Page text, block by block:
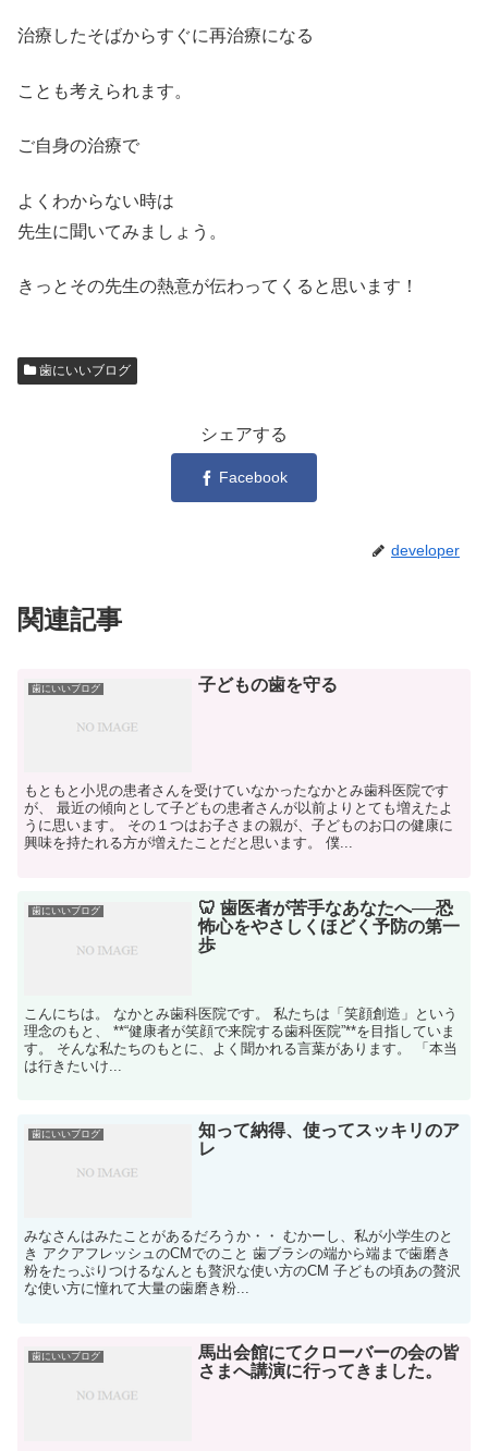
治療したそばからすぐに再治療になる
ことも考えられます。
ご自身の治療で
よくわからない時は
先生に聞いてみましょう。
きっとその先生の熱意が伝わってくると思います！
歯にいいブログ
シェアする
Facebook
developer
関連記事
歯にいいブログ 子どもの歯を守る
もともと小児の患者さんを受けていなかったなかとみ歯科医院です
が、 最近の傾向として子どもの患者さんが以前よりとても増えたよ
うに思います。 その１つはお子さまの親が、子どものお口の健康に
興味を持たれる方が増えたことだと思います。 僕...
歯にいいブログ
🦷 歯医者が苦手なあなたへ──恐
怖心をやさしくほどく予防の第一
歩
こんにちは。 なかとみ歯科医院です。 私たちは「笑顔創造」という
理念のもと、 **“健康者が笑顔で来院する歯科医院”**を目指していま
す。 そんな私たちのもとに、よく聞かれる言葉があります。 「本当
は行きたいけ...
歯にいいブログ
知って納得、使ってスッキリのア
レ
みなさんはみたことがあるだろうか・・ むかーし、私が小学生のと
き アクアフレッシュのCMでのこと 歯ブラシの端から端まで歯磨き
粉をたっぷりつけるなんとも贅沢な使い方のCM 子どもの頃あの贅沢
な使い方に憧れて大量の歯磨き粉...
歯にいいブログ
馬出会館にてクローバーの会の皆
さまへ講演に行ってきました。